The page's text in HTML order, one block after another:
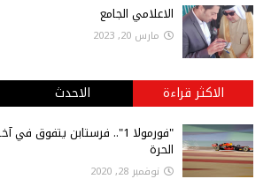
الاعلامي الجامع
مارس 20, 2023
الاكثر قراءة الاحدث
"فورمولا 1".. فرستابن يتفوق
الحرة
نوفمبر 28, 2020